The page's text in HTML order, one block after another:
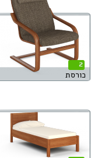
2
כורסת